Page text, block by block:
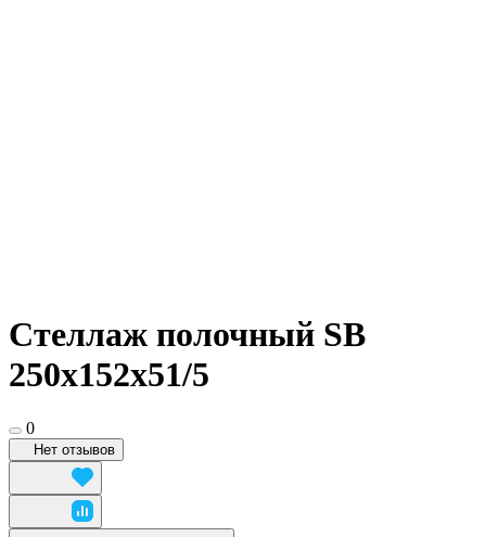
Стеллаж полочный SB
250х152х51/5
0
Нет отзывов